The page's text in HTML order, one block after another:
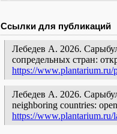
Ссылки для публикаций
Лебедев А. 2026.
сопредельных стран:
https://www.plantarium.ru/
Лебедев А. 2026.
neighboring countries:
https://www.plantarium.ru/